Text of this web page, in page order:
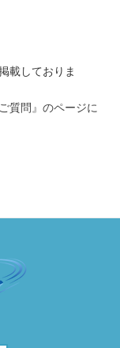
載しておりま
質問』のページに